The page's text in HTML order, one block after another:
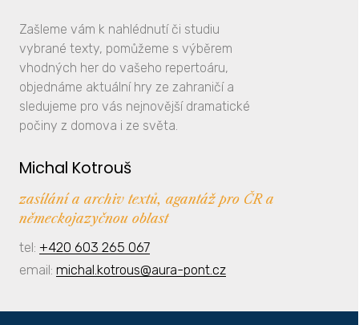
Zašleme vám k nahlédnutí či studiu
vybrané texty, pomůžeme s výběrem
vhodných her do vašeho repertoáru,
objednáme aktuální hry ze zahraničí a
sledujeme pro vás nejnovější dramatické
počiny z domova i ze světa.
Michal Kotrouš
zasílání a archiv textů, agantáž pro ČR a
německojazyčnou oblast
tel: +420 603 265 067
email: michal.kotrous@aura-pont.cz